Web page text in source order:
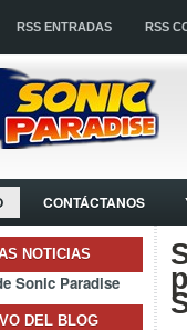
RSS ENTRADAS RSS
CONTÁCTANOS
NOTICIAS
Sonic Paradise
DEL BLOG